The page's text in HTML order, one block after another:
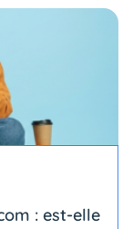
: est-elle